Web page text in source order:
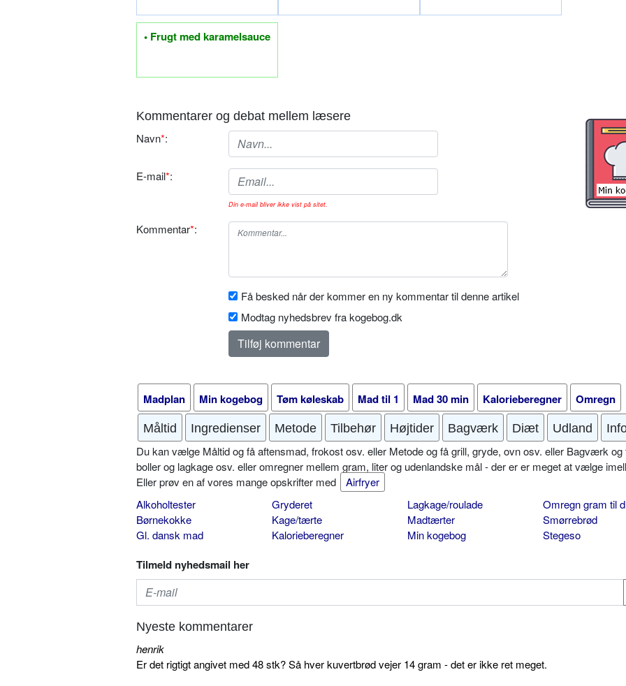
• Frugt med karamelsauce
Kommentarer og debat mellem læsere
Navn*:
E-mail*:
Din e-mail bliver ikke vist på sitet.
Kommentar*:
Få besked når der kommer en ny kommentar til denne artikel
Modtag nyhedsbrev fra kogebog.dk
Madplan Min kogebog Tøm køleskab Mad til 1 Mad 30 min Kalorieberegner Omregn
Måltid Ingredienser Metode Tilbehør Højtider Bagværk Diæt Udland
Du kan vælge Måltid og få aftensmad, frokost osv. eller Metode og få grill, gryde, ovn osv. eller Bagværk og
boller og lagkage osv. eller omregner mellem gram, liter og udenlandske mål - der er er meget at vælge
Eller prøv en af vores mange opskrifter med
Airfryer
Alkoholtester
Børnekokke
Gl. dansk mad
Gryderet
Kage/tærte
Kalorieberegner
Lagkage/roulade
Madtærter
Min kogebog
Omregn gram til
Smørrebrød
Stegeso
Tilmeld nyhedsmail her
Nyeste kommentarer
henrik
Er det rigtigt angivet med 48 stk? Så hver kuvertbrød vejer 14 gram - det er ikke ret meget.